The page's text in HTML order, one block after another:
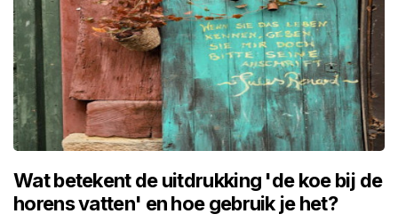
Wat betekent de uitdrukking 'de koe bij de
horens vatten' en hoe gebruik je het?